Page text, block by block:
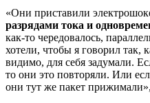
«Они приставили
разрядами тока и
как-то чередовалось,
хотели, чтобы я говорил так,
видимо, для себя задумали.
то они это повторяли. Или
они тут же пакет